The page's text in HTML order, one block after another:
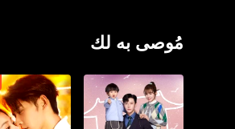
مُوصى به لك